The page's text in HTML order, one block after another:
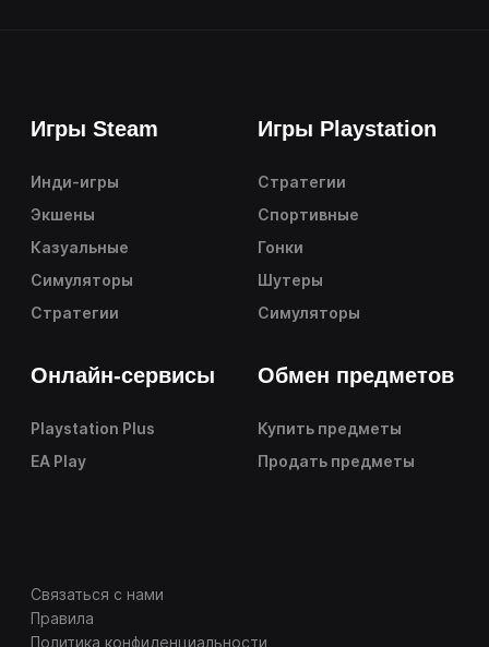
Игры Steam
Инди-игры
Экшены
Казуальные
Симуляторы
Стратегии
Игры Playstation
Стратегии
Спортивные
Гонки
Шутеры
Симуляторы
Онлайн-сервисы
Playstation Plus
EA Play
Обмен предметов
Купить предметы
Продать предметы
Связаться с нами
Правила
Политика конфиденциальности